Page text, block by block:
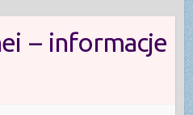
– informacje